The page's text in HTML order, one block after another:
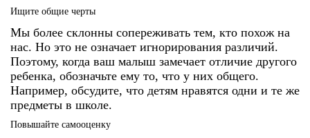
Ищите общие черты
Мы более склонны сопереживать тем, кто похож на
нас. Но это не означает игнорирования различий.
Поэтому, когда ваш малыш замечает отличие другого
ребенка, обозначьте ему то, что у них общего.
Например, обсудите, что детям нравятся одни и те же
предметы в школе.
Повышайте самооценку